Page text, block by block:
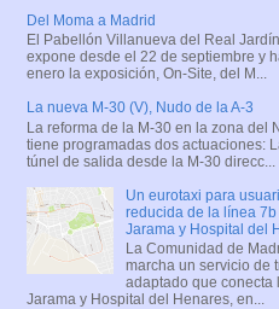
Del Moma a Madrid
El Pabellón Villanueva del Real
expone desde el 22 de septiembre y
enero la exposición, On-Site, del M...
La nueva M-30 (V), Nudo de la A-3
La reforma de la M-30 en la zona del
tiene programadas dos actuaciones:
túnel de salida desde la M-30 direcc...
Un eurotaxi para
reducida de la línea 7b
Jarama y Hospital del
La Comunidad de
marcha un servicio de
adaptado que conecta
Jarama y Hospital del Henares, en...